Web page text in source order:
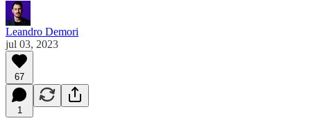
Leandro Demori
jul 03, 2023
67
1